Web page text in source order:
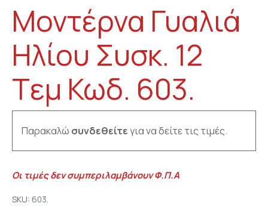
Μοντέρνα Γυαλιά
Ηλίου Συσκ. 12
Tεμ Κωδ. 603.
Παρακαλώ συνδεθείτεγια να δείτε τις τιμές.
Οι τιμές δεν συμπεριλαμβάνουν Φ.Π.Α
SKU: 603.